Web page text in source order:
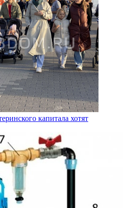
капитала хотят